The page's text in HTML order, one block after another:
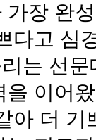
가장 완
다고 심
는 선
을 이어
아 더 기